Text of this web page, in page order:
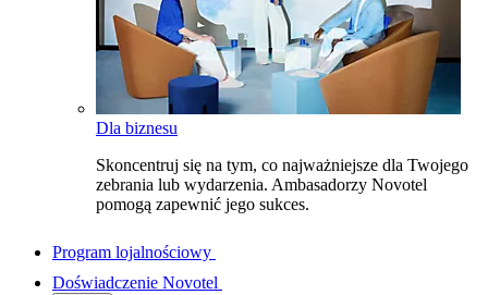
Dla biznesu
Skoncentruj się na tym, co najważniejsze dla Twojego
zebrania lub wydarzenia. Ambasadorzy Novotel
pomogą zapewnić jego sukces.
Program lojalnościowy
Doświadczenie Novotel